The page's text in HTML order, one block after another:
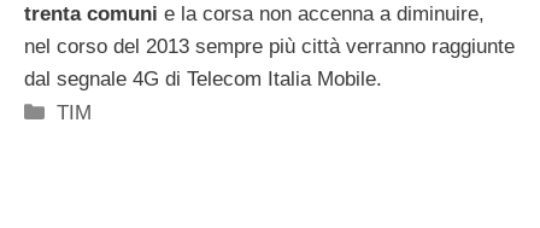
trenta comuni e la corsa non accenna a diminuire,
nel corso del 2013 sempre più città verranno raggiunte
dal segnale 4G di Telecom Italia Mobile.
Categorie
TIM